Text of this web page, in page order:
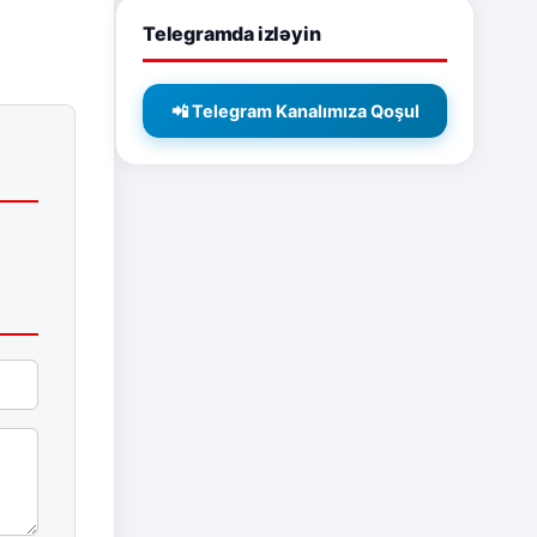
Telegramda izləyin
📲 Telegram Kanalımıza Qoşul